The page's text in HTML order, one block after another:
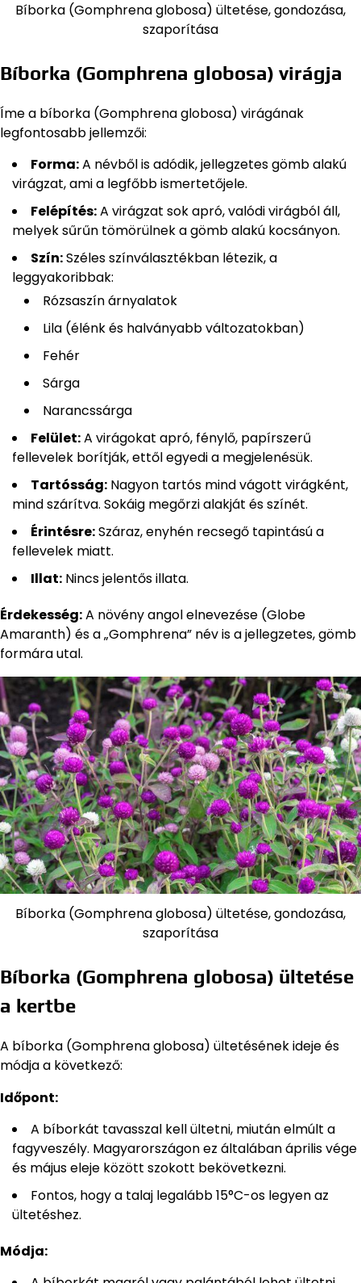
Bíborka (Gomphrena globosa) ültetése, gondozása,
szaporítása
Bíborka (Gomphrena globosa) virágja
Íme a bíborka (Gomphrena globosa) virágának
legfontosabb jellemzői:
Forma:A névből is adódik, jellegzetes gömb alakú
virágzat, ami a legfőbb ismertetőjele.
Felépítés:A virágzat sok apró, valódi virágból áll,
melyek sűrűn tömörülnek a gömb alakú kocsányon.
Szín:Széles színválasztékban létezik, a
leggyakoribbak:
Rózsaszín árnyalatok
Lila (élénk és halványabb változatokban)
Fehér
Sárga
Narancssárga
Felület:A virágokat apró, fénylő, papírszerű
fellevelek borítják, ettől egyedi a megjelenésük.
Tartósság: Nagyon tartós mind vágott virágként,
mind szárítva. Sokáig megőrzi alakját és színét.
Érintésre:Száraz, enyhén recsegő tapintású a
fellevelek miatt.
Illat: Nincs jelentős illata.
Érdekesség:A növény angol elnevezése (Globe
Amaranth) és a „Gomphrena” név is a jellegzetes, gömb
formára utal.
Bíborka (Gomphrena globosa) ültetése, gondozása,
szaporítása
Bíborka (Gomphrena globosa) ültetése
a kertbe
A bíborka (Gomphrena globosa) ültetésének ideje és
módja a következő:
Időpont:
A bíborkát tavasszal kell ültetni, miután elmúlt a
fagyveszély. Magyarországon ez általában április vége
és május eleje között szokott bekövetkezni.
Fontos, hogy a talaj legalább 15°C-os legyen az
ültetéshez.
Módja: